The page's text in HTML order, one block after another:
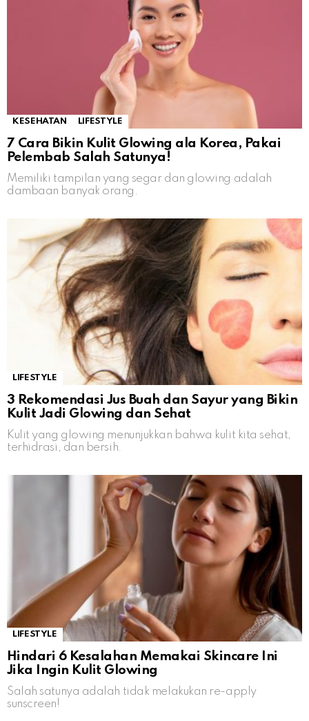
KESEHATAN LIFESTYLE
7 Cara Bikin Kulit Glowing ala Korea, Pakai
Pelembab Salah Satunya!
Memiliki tampilan yang segar dan glowing adalah
dambaan banyak orang.
LIFESTYLE
3 Rekomendasi Jus Buah dan Sayur yang Bikin
Kulit Jadi Glowing dan Sehat
Kulit yang glowing menunjukkan bahwa kulit kita sehat,
terhidrasi, dan bersih.
LIFESTYLE
Hindari 6 Kesalahan Memakai Skincare Ini
Jika Ingin Kulit Glowing
Salah satunya adalah tidak melakukan re-apply
sunscreen!